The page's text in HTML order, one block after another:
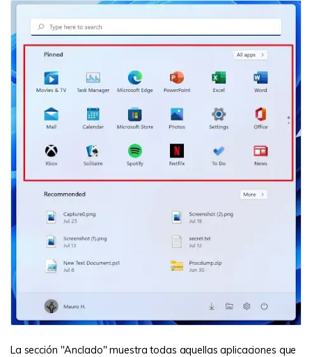
La sección "Anclado" muestra todas aquellas aplicaciones que